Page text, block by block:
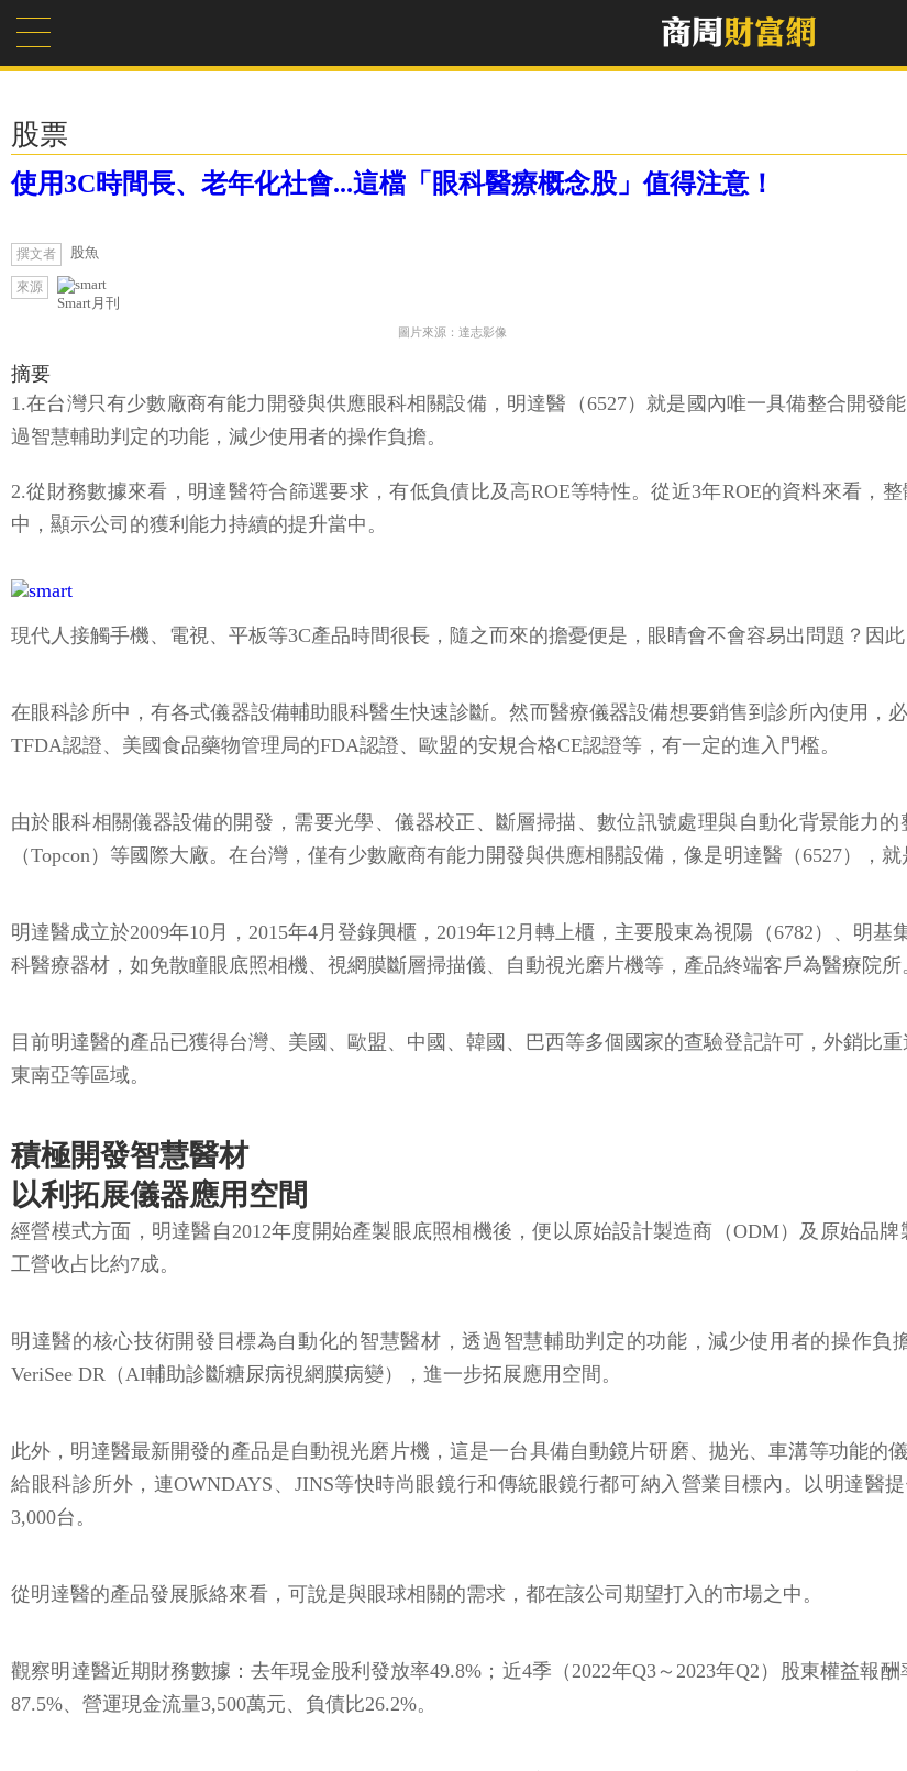
股票
使用3C時間長、老年化社會...這檔「眼科醫療概念股」值得注意！
撰文者 股魚
來源
Smart月刊
圖片來源：達志影像
摘要
1.在台灣只有少數廠商有能力開發與供應眼科相關設備，明達醫（6527）就是國內唯一具備整合開發
過智慧輔助判定的功能，減少使用者的操作負擔。
2.從財務數據來看，明達醫符合篩選要求，有低負債比及高ROE等特性。從近3年ROE的資料來看，
中，顯示公司的獲利能力持續的提升當中。
現代人接觸手機、電視、平板等3C產品時間很長，隨之而來的擔憂便是，眼睛會不會容易出問題？因
在眼科診所中，有各式儀器設備輔助眼科醫生快速診斷。然而醫療儀器設備想要銷售到診所內使用，
TFDA認證、美國食品藥物管理局的FDA認證、歐盟的安規合格CE認證等，有一定的進入門檻。
由於眼科相關儀器設備的開發，需要光學、儀器校正、斷層掃描、數位訊號處理與自動化背景能力
（Topcon）等國際大廠。在台灣，僅有少數廠商有能力開發與供應相關設備，像是明達醫（6527），
明達醫成立於2009年10月，2015年4月登錄興櫃，2019年12月轉上櫃，主要股東為視陽（6782）、明
科醫療器材，如免散瞳眼底照相機、視網膜斷層掃描儀、自動視光磨片機等，產品終端客戶為醫療院所
目前明達醫的產品已獲得台灣、美國、歐盟、中國、韓國、巴西等多個國家的查驗登記許可，外銷比
東南亞等區域。
積極開發智慧醫材
以利拓展儀器應用空間
經營模式方面，明達醫自2012年度開始產製眼底照相機後，便以原始設計製造商（ODM）及原始品
工營收占比約7成。
明達醫的核心技術開發目標為自動化的智慧醫材，透過智慧輔助判定的功能，減少使用者的操作
VeriSee DR（AI輔助診斷糖尿病視網膜病變），進一步拓展應用空間。
此外，明達醫最新開發的產品是自動視光磨片機，這是一台具備自動鏡片研磨、拋光、車溝等功能的
給眼科診所外，連OWNDAYS、JINS等快時尚眼鏡行和傳統眼鏡行都可納入營業目標內。以明達醫
3,000台。
從明達醫的產品發展脈絡來看，可說是與眼球相關的需求，都在該公司期望打入的市場之中。
觀察明達醫近期財務數據：去年現金股利發放率49.8%；近4季（2022年Q3～2023年Q2）股東權益報
87.5%、營運現金流量3,500萬元、負債比26.2%。